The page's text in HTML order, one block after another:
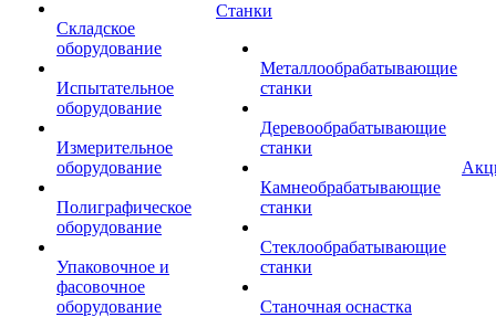
Складское
оборудование
Испытательное
оборудование
Измерительное
оборудование
Полиграфическое
оборудование
Упаковочное и
фасовочное
оборудование
Станки
Металлообрабатывающие
станки
Деревообрабатывающие
станки
Камнеобрабатывающие
станки
Стеклообрабатывающие
станки
Станочная оснастка